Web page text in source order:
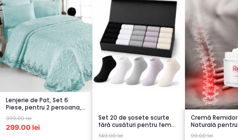
Lenjerie de Pat, Set 6
Piese, pentru 2 persoana,
TURCOA...
399.00 lei
299.00 lei
Set 20 de șosete scurte
fără cusături pentru femei
– 5...
149.00 lei
Cremă
Naturală pentru
Spate...
99.00 lei